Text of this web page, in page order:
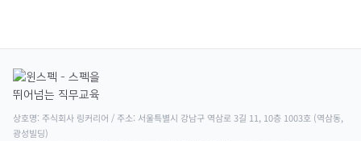
상호명: 주식회사 링커리어 / 주소: 서울특별시 강남구 역삼로 3길 11, 10층 1003호 (역삼동,
광성빌딩)